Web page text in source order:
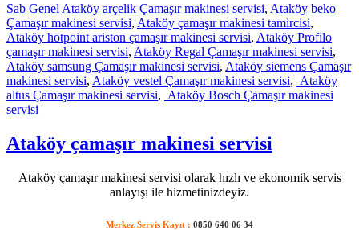
Sab Genel Ataköy arçelik Çamaşır makinesi servisi, Ataköy beko
Çamaşır makinesi servisi, Ataköy çamaşır makinesi tamircisi,
Ataköy hotpoint ariston çamaşır makinesi servisi, Ataköy Profilo
çamaşır makinesi servisi, Ataköy Regal Çamaşır makinesi servisi,
Ataköy samsung Çamaşır makinesi servisi, Ataköy siemens Çamaşır
makinesi servisi, Ataköy vestel Çamaşır makinesi servisi, Ataköy
altus Çamaşır makinesi servisi, Ataköy Bosch Çamaşır makinesi
servisi
Ataköy çamaşır makinesi servisi
Ataköy çamaşır makinesi servisi olarak hızlı ve ekonomik servis
anlayışı ile hizmetinizdeyiz.
Merkez Servis Kayıt : 0850 640 06 34